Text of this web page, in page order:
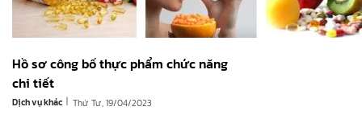
Hồ sơ công bố thực phẩm chức năng
chi tiết
Dịch vụ khác | Thứ Tư, 19/04/2023